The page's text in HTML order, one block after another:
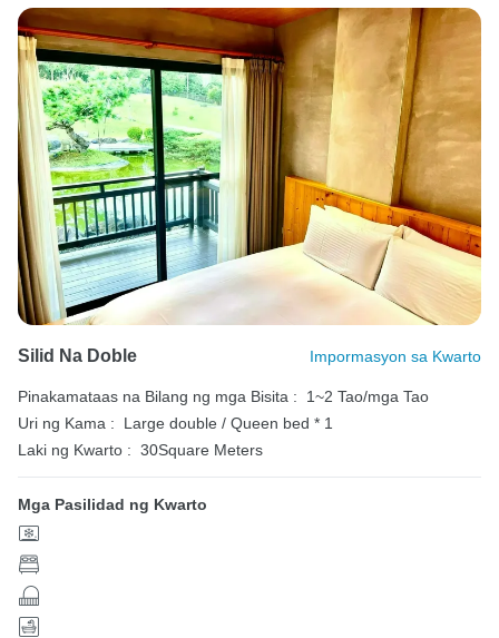
Silid Na Doble Impormasyon sa Kwarto
Pinakamataas na Bilang ng mga Bisita :
1~2 Tao/mga Tao
Uri ng Kama :
Large double / Queen bed * 1
Laki ng Kwarto : 30Square Meters
Mga Pasilidad ng Kwarto